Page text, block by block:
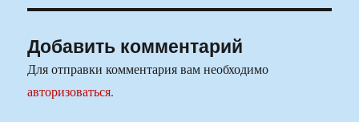
Добавить комментарий
Для отправки комментария вам необходимо
авторизоваться.